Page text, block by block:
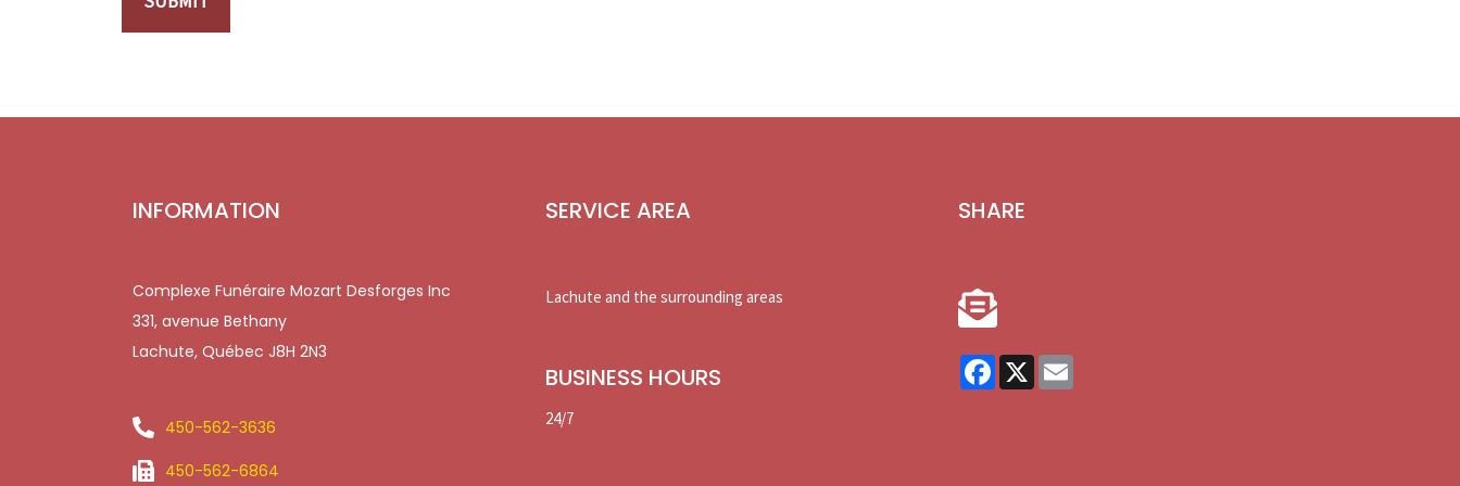
INFORMATION
Complexe Funéraire Mozart Desforges Inc
331, avenue Bethany
Lachute, Québec J8H 2N3
450-562-3636
450-562-6864
SERVICE AREA
Lachute and the surrounding areas
BUSINESS HOURS
24/7
SHARE
Facebook
X Email